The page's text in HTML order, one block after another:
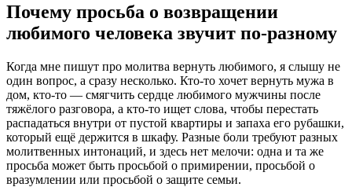
Почему просьба о возвращении
любимого человека звучит по-разному
Когда мне пишут про молитва вернуть любимого, я слышу не
один вопрос, а сразу несколько. Кто-то хочет вернуть мужа в
дом, кто-то — смягчить сердце любимого мужчины после
тяжёлого разговора, а кто-то ищет слова, чтобы перестать
распадаться внутри от пустой квартиры и запаха его рубашки,
который ещё держится в шкафу. Разные боли требуют разных
молитвенных интонаций, и здесь нет мелочи: одна и та же
просьба может быть просьбой о примирении, просьбой о
вразумлении или просьбой о защите семьи.